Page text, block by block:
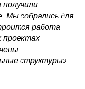
получили
Мы собрались для
работа
проектах
структуры»